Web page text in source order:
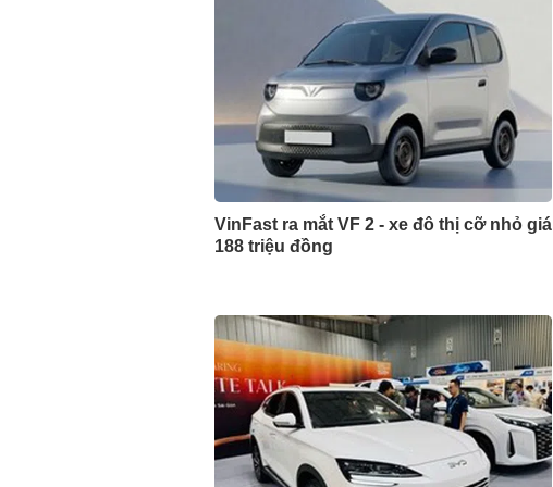
VinFast ra mắt VF 2 - xe đô thị cỡ nhỏ giá
188 triệu đồng